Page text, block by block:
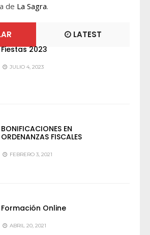
de La Sagra.
LATEST
Fiestas 2023
JULIO 4, 2023
BONIFICACIONES EN
ORDENANZAS FISCALES
FEBRERO 3, 2021
Formación Online
ABRIL 20, 2021